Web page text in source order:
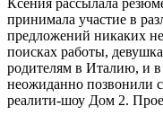
Ксения рассылала
принимала участие в
предложений никаких
поисках работы,
родителям в Италию, и
неожиданно позвонили
реалити-шоу Дом 2.